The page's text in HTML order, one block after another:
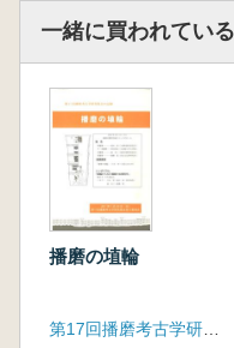
器群を概観してい
「畿内系」を主体
墳」の成立時期が
あるのかについて
定です。
基調講演
畿内・中四国か
福岡県(糸島・
一緒に買われてい
播磨の埴輪
第17回播磨考古学研究集会実行委員会